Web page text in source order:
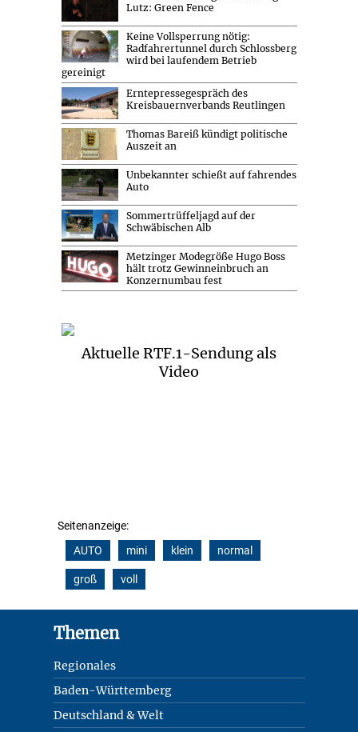
Lutz: Green Fence
Keine Vollsperrung nötig:
Radfahrertunnel durch Schlossberg
wird bei laufendem Betrieb
gereinigt
Erntepressegespräch des
Kreisbauernverbands Reutlingen
Thomas Bareiß kündigt politische
Auszeit an
Unbekannter schießt auf fahrendes
Auto
Sommertrüffeljagd auf der
Schwäbischen Alb
Metzinger Modegröße Hugo Boss
hält trotz Gewinneinbruch an
Konzernumbau fest
Aktuelle RTF.1-Sendung als
Video
Seitenanzeige:
AUTO
mini klein normal
groß voll
Themen
Regionales
Baden-Württemberg
Deutschland & Welt